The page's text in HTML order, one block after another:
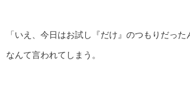
「いえ、今日はお試し『だけ』のつもりだった
なんて言われてしまう。